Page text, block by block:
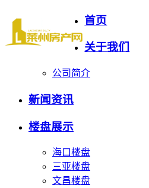
首页
关于我们
公司简介
新闻资讯
楼盘展示
海口楼盘
三亚楼盘
文昌楼盘